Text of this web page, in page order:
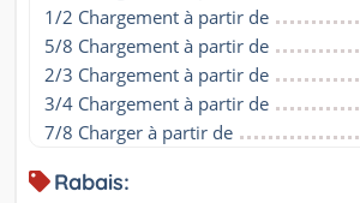
1/2 Chargement à partir de
5/8 Chargement à partir de
2/3 Chargement à partir de
3/4 Chargement à partir de
7/8 Charger à partir de
Rabais: